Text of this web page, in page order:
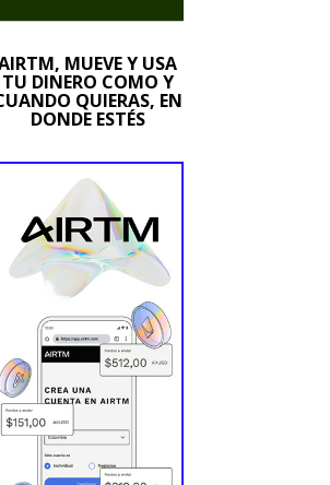
MUEVE Y USA
TU DINERO COMO Y
QUIERAS, EN
DONDE ESTÉS